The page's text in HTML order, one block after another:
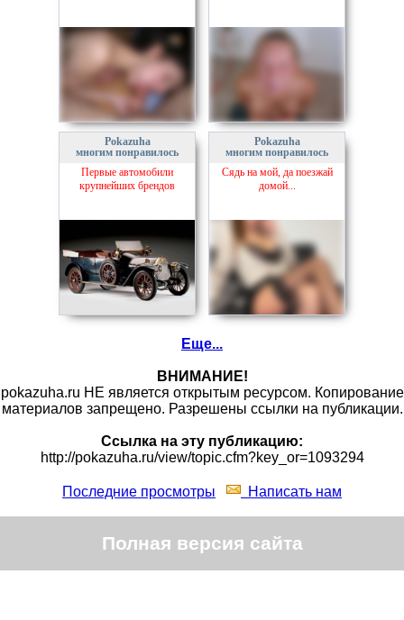
Pokazuha
многим понравилось
Первые автомобили
крупнейших брендов
Pokazuha
многим понравилось
Сядь на мой, да поезжай
домой...
Еще...
ВНИМАНИЕ!
pokazuha.ru НЕ является открытым ресурсом. Копирование
материалов запрещено. Разрешены ссылки на публикации.
Ссылка на эту публикацию:
http://pokazuha.ru/view/topic.cfm?key_or=1093294
Последние просмотры Написать нам
Полная версия сайта